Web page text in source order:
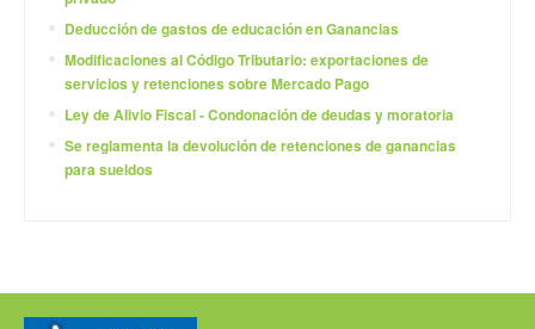
Deducción de gastos de educación en Ganancias
Modificaciones al Código Tributario: exportaciones de
servicios y retenciones sobre Mercado Pago
Ley de Alivio Fiscal - Condonación de deudas y moratoria
Se reglamenta la devolución de retenciones de ganancias
para sueldos